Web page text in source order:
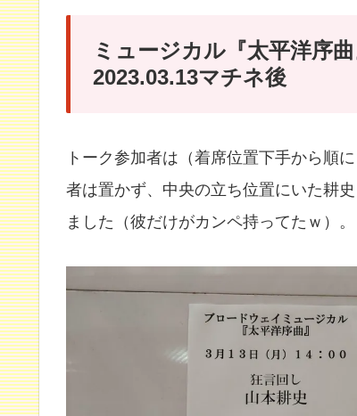
ミュージカル『太平洋序
2023.03.13マチネ後
トーク参加者は（着席位置下手から順に
者は置かず、中央の立ち位置にいた耕
ました（彼だけがカンペ持ってたｗ）。